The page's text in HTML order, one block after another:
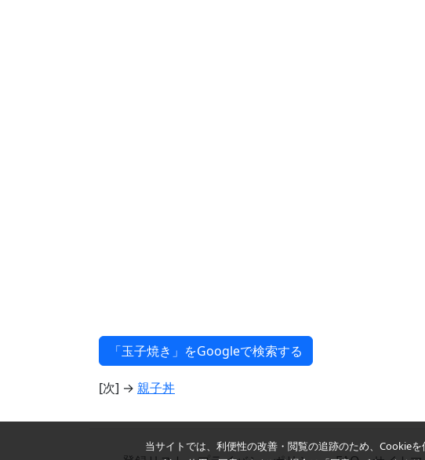
[次] → 親子丼
当サイトでは、利便性の改善・閲覧の追跡のため、Cookieを